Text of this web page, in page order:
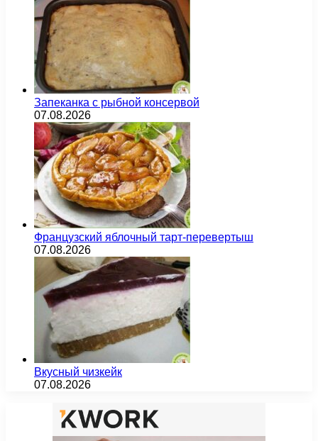
Запеканка с рыбной консервой
07.08.2026
Французский яблочный тарт-перевертыш
07.08.2026
Вкусный чизкейк
07.08.2026